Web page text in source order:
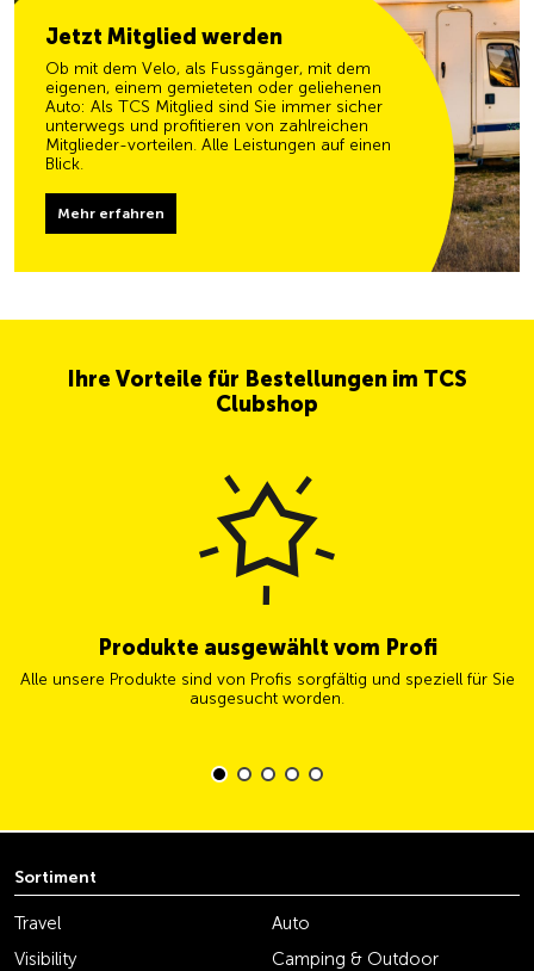
Jetzt Mitglied werden
Ob mit dem Velo, als Fussgänger, mit dem
eigenen, einem gemieteten oder geliehenen
Auto: Als TCS Mitglied sind Sie immer sicher
unterwegs und profitieren von zahlreichen
Mitglieder-vorteilen. Alle Leistungen auf einen
Blick.
Mehr erfahren
Ihre Vorteile für Bestellungen im TCS
Clubshop
Produkte ausgewählt vom Profi
Alle unsere Produkte sind von Profis sorgfältig und speziell für Sie
ausgesucht worden.
Sortiment
Travel
Auto
Visibility
Camping & Outdoor